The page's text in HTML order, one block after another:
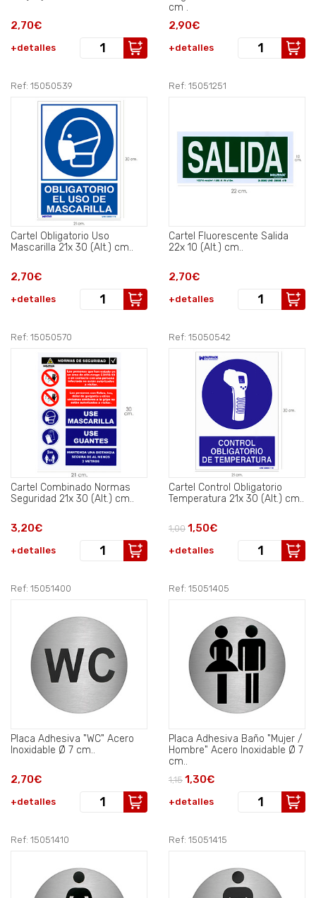
2,70€
+detalles
cm .
2,90€
+detalles
Ref: 15050539
Cartel Obligatorio Uso
Mascarilla 21x 30 (Alt.) cm..
2,70€
+detalles
Ref: 15051251
Cartel Fluorescente Salida
22x 10 (Alt.) cm..
2,70€
+detalles
Ref: 15050570
Cartel Combinado Normas
Seguridad 21x 30 (Alt.) cm..
3,20€
+detalles
Ref: 15050542
Cartel Control Obligatorio
Temperatura 21x 30 (Alt.) cm..
1,00 1,50€
+detalles
Ref: 15051400
Placa Adhesiva "WC" Acero
Inoxidable Ø 7 cm..
2,70€
+detalles
Ref: 15051405
Placa Adhesiva Baño "Mujer /
Hombre" Acero Inoxidable Ø 7
cm..
1,15 1,30€
+detalles
Ref: 15051410 Ref: 15051415